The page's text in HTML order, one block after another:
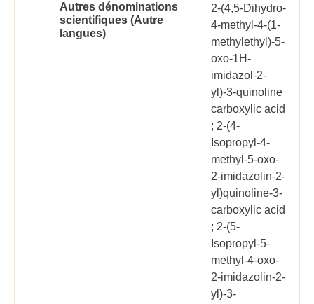
Autres dénominations
scientifiques (Autre
langues)
2-(4,5-Dihydro-
4-methyl-4-(1-
methylethyl)-5-
oxo-1H-
imidazol-2-
yl)-3-quinoline
carboxylic acid
; 2-(4-
Isopropyl-4-
methyl-5-oxo-
2-imidazolin-2-
yl)quinoline-3-
carboxylic acid
; 2-(5-
Isopropyl-5-
methyl-4-oxo-
2-imidazolin-2-
yl)-3-